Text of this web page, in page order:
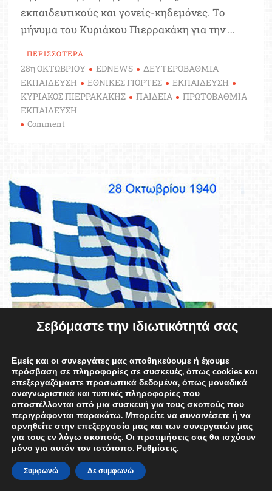
εκπαιδευτικούς και γονείς-κηδεμόνες. Το
μήνυμα του Κυριάκου Πιερρακάκη για την …
ΠΕΡΙΣΣΟΤΕΡΑ
28η ΟΚΤΩΒΡΙΟΥ EDNEWS
ΔΕΥΤΕΡΟΒΑΘΜΙΑ
ΕΚΠΑΙΔΕΥΣΗ
ΕΘΝΙΚΕΣ ΓΙΟΡΤΕΣ
ΕΚΠΑΙΔΕΥΣΗ
ΚΥΡΙΑΚΟΣ ΠΙΕΡΡΑΚΑΚΗΣ
ΠΑΙΔΕΙΑ
ΠΡΩΤΟΒΑΘΜΙΑ
ΕΚΠΑΙΔΕΥΣΗ
Comment
Πιερρακάκη
για
την
28η
Οκτωβρίου
προς
μαθητές
και
εκπαιδευτικούς
Σεβόμαστε την ιδιωτικότητά σας
Εμείς και οι συνεργάτες μας αποθηκεύουμε ή έχουμε
πρόσβαση σε πληροφορίες σε συσκευές, όπως cookies και
επεξεργαζόμαστε προσωπικά δεδομένα, όπως μοναδικά
αναγνωριστικά και τυπικές πληροφορίες που
αποστέλλονται από μια συσκευή για τους σκοπούς που
περιγράφονται παρακάτω. Μπορείτε να συναινέσετε ή να
αρνηθείτε στην επεξεργασία μας και των συνεργατών μας
για τους εν λόγω σκοπούς. Οι προτιμήσεις σας θα ισχύουν
μόνο για αυτόν τον ιστότοπο. Ρυθμίσεις.
Συμφωνώ Δε συμφωνώ